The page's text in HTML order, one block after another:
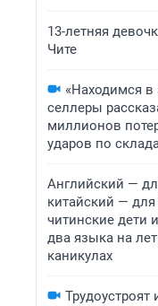
13-летняя
Чите
«Находимся в
селлеры
миллионов
ударов по
Английский —
китайский — для
читинские дети
два языка на
каникулах
Трудоустроят